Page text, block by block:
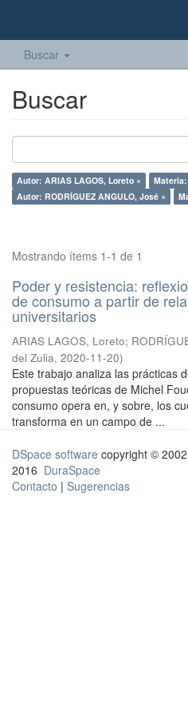
Buscar
Buscar
Autor: ARIAS LAGOS, Loreto ×
Autor: RODRÍGUEZ ANGULO, José ×
Mostrando ítems 1-1 de 1
Poder y resistencia:
de consumo a partir de
universitarios
ARIAS LAGOS, Loreto;
del Zulia, 2020-11-20)
Este trabajo analiza las prácticas
propuestas teóricas de Michel
consumo opera en, y sobre, los
transforma en un campo de ...
DSpace software copyright ©
2016 DuraSpace
Contacto | Sugerencias